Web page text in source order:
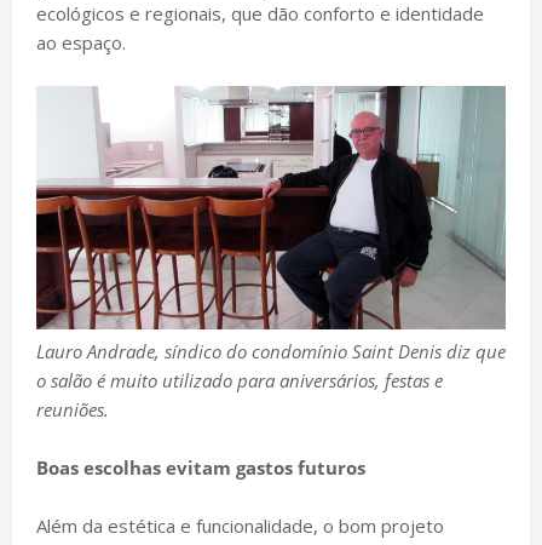
ecológicos e regionais, que dão conforto e identidade
ao espaço.
Lauro Andrade, síndico do condomínio Saint Denis diz que
o salão é muito utilizado para aniversários, festas e
reuniões.
Boas escolhas evitam gastos futuros
Além da estética e funcionalidade, o bom projeto